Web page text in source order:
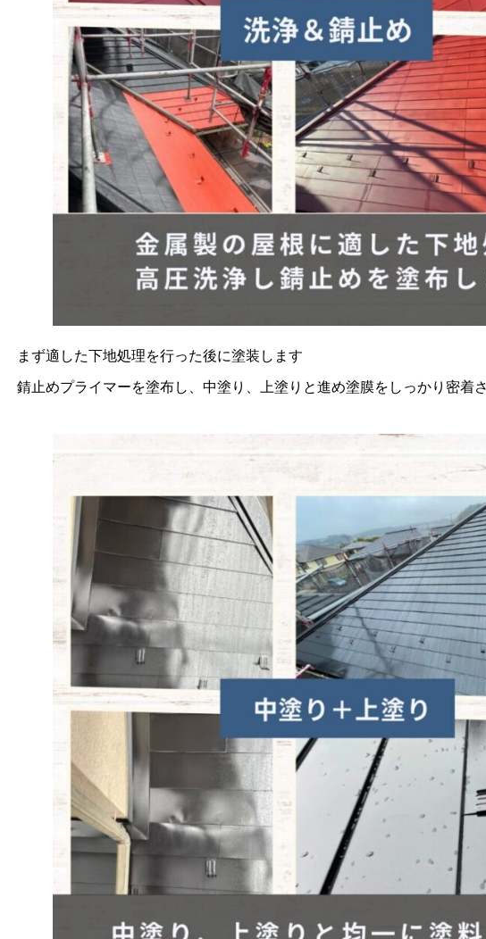
まず適した下地処理を行った後に塗装します
錆止めプライマーを塗布し、中塗り、上塗りと進め塗膜をしっかり密着